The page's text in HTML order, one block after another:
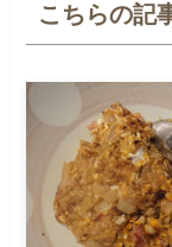
こちらの記